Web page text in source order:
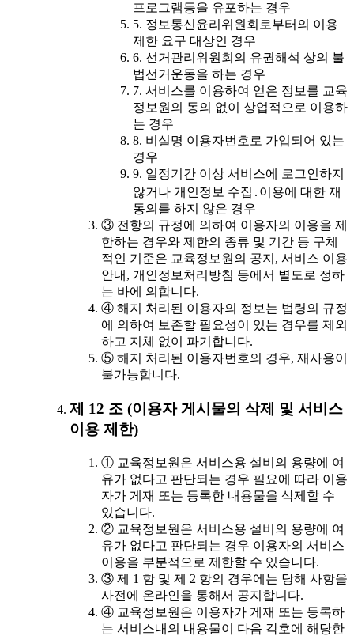
프로그램등을 유포하는 경우
5. 정보통신윤리위원회로부터의 이용
제한 요구 대상인 경우
6. 선거관리위원회의 유권해석 상의 불
법선거운동을 하는 경우
7. 서비스를 이용하여 얻은 정보를 교육
정보원의 동의 없이 상업적으로 이용하
는 경우
8. 비실명 이용자번호로 가입되어 있는
경우
9. 일정기간 이상 서비스에 로그인하지
않거나 개인정보 수집․이용에 대한 재
동의를 하지 않은 경우
③ 전항의 규정에 의하여 이용자의 이용을 제
한하는 경우와 제한의 종류 및 기간 등 구체
적인 기준은 교육정보원의 공지, 서비스 이용
안내, 개인정보처리방침 등에서 별도로 정하
는 바에 의합니다.
④ 해지 처리된 이용자의 정보는 법령의 규정
에 의하여 보존할 필요성이 있는 경우를 제외
하고 지체 없이 파기합니다.
⑤ 해지 처리된 이용자번호의 경우, 재사용이
불가능합니다.
제 12 조 (이용자 게시물의 삭제 및 서비스
이용 제한)
① 교육정보원은 서비스용 설비의 용량에 여
유가 없다고 판단되는 경우 필요에 따라 이용
자가 게재 또는 등록한 내용물을 삭제할 수
있습니다.
② 교육정보원은 서비스용 설비의 용량에 여
유가 없다고 판단되는 경우 이용자의 서비스
이용을 부분적으로 제한할 수 있습니다.
③ 제 1 항 및 제 2 항의 경우에는 당해 사항을
사전에 온라인을 통해서 공지합니다.
④ 교육정보원은 이용자가 게재 또는 등록하
는 서비스내의 내용물이 다음 각호에 해당한